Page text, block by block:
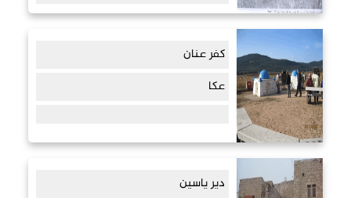
كفر عنان
عكا
دير ياسين